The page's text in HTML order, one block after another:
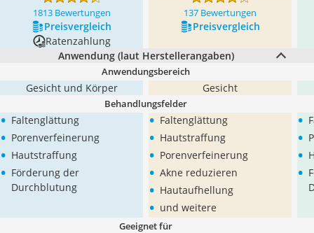
1813 Bewertungen 137 Bewertungen
Preis­vergleich
Preis­vergleich
Ratenzahlung
Anwendung (laut Herstellerangaben)
Anwendungsbereich
Gesicht und Körper Gesicht
Behandlungsfelder
• Faltenglättung
• Porenverfeinerung
• Hautstraffung
• Förderung der
Durchblutung
• Faltenglättung
• Hautstraffung
• Porenverfeinerung
• Akne reduzieren
• Hautaufhellung
• und weitere
•
•
•
•
Geeignet für